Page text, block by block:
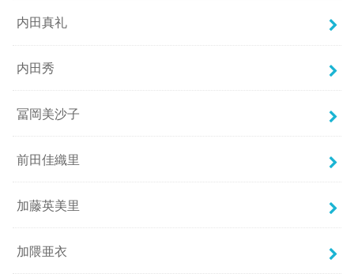
内田真礼
内田秀
冨岡美沙子
前田佳織里
加藤英美里
加隈亜衣